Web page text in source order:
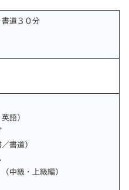
道３０分
語）
書道）
中級・上級編）